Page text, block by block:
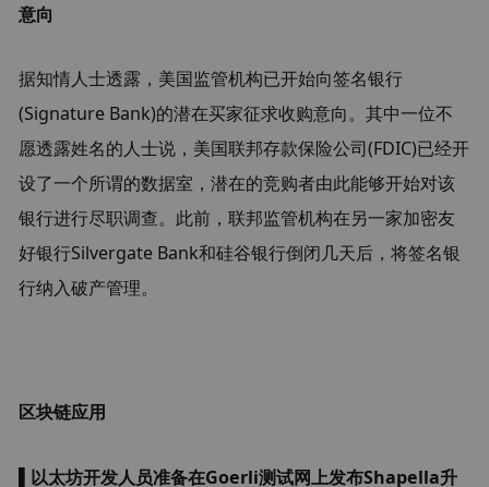
意向
据知情人士透露，美国监管机构已开始向签名银行
(Signature Bank)的潜在买家征求收购意向。其中一位不
愿透露姓名的人士说，美国联邦存款保险公司(FDIC)已经开
设了一个所谓的数据室，潜在的竞购者由此能够开始对该
银行进行尽职调查。此前，联邦监管机构在另一家加密友
好银行Silvergate Bank和硅谷银行倒闭几天后，将签名银
行纳入破产管理。
区块链应用
▌以太坊开发人员准备在Goerli测试网上发布Shapella升